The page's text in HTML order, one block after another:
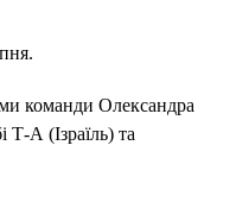
команди Олександра
А (Ізраїль) та